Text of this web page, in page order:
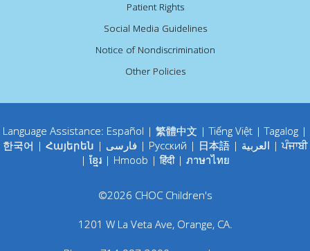
Patient Rights
Social Media Guidelines
Notice of Nondiscrimination
Other Policies
Language Assistance: Español | 繁體中文 |Tiếng Việt |Tagalog |
한국어 | Հայերեն | فارسی| Русский | 日本語| العربية |ਪੰਜਾਬੀ
| ខ្មែរ | Hmoob |हिंदी| ภาษาไทย
©2026 CHOC Children's
1201 W La Veta Ave, Orange, CA.